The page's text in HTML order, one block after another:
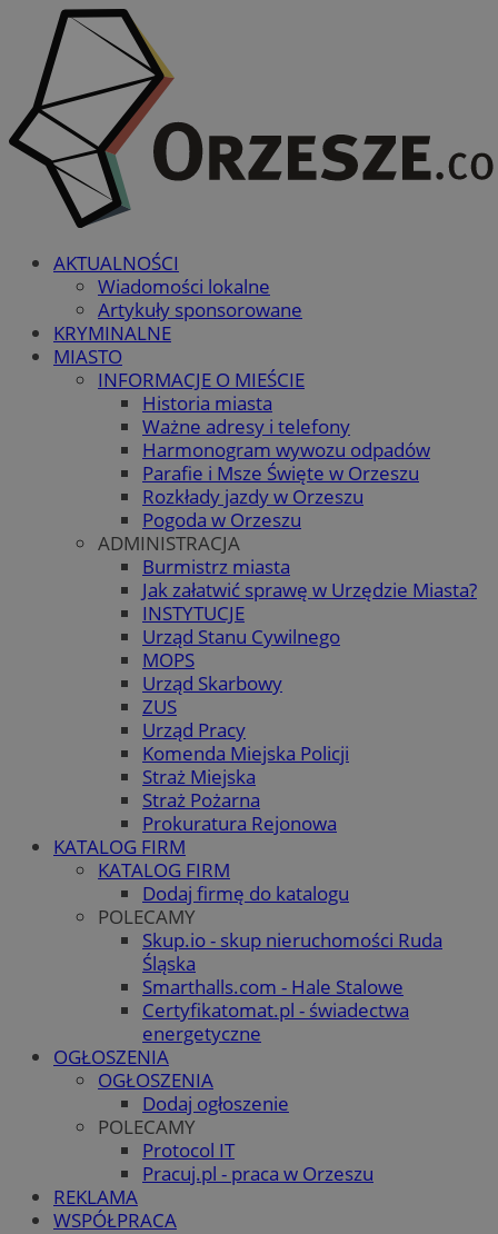
AKTUALNOŚCI
Wiadomości lokalne
Artykuły sponsorowane
KRYMINALNE
MIASTO
INFORMACJE O MIEŚCIE
Historia miasta
Ważne adresy i telefony
Harmonogram wywozu odpadów
Parafie i Msze Święte w Orzeszu
Rozkłady jazdy w Orzeszu
Pogoda w Orzeszu
ADMINISTRACJA
Burmistrz miasta
Jak załatwić sprawę w Urzędzie Miasta?
INSTYTUCJE
Urząd Stanu Cywilnego
MOPS
Urząd Skarbowy
ZUS
Urząd Pracy
Komenda Miejska Policji
Straż Miejska
Straż Pożarna
Prokuratura Rejonowa
KATALOG FIRM
KATALOG FIRM
Dodaj firmę do katalogu
POLECAMY
Skup.io - skup nieruchomości Ruda
Śląska
Smarthalls.com - Hale Stalowe
Certyfikatomat.pl - świadectwa
energetyczne
OGŁOSZENIA
OGŁOSZENIA
Dodaj ogłoszenie
POLECAMY
Protocol IT
Pracuj.pl - praca w Orzeszu
REKLAMA
WSPÓŁPRACA